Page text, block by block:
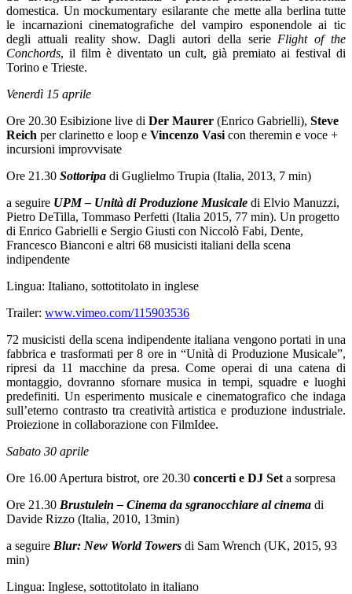
domestica. Un mockumentary esilarante che mette alla berlina tutte
le incarnazioni cinematografiche del vampiro esponendole ai tic
degli attuali reality show. Dagli autori della serie Flight of the
Conchords, il film è diventato un cult, già premiato ai festival di
Torino e Trieste.
Venerdì 15 aprile
Ore 20.30 Esibizione live di Der Maurer (Enrico Gabrielli), Steve
Reich per clarinetto e loop e Vincenzo Vasi con theremin e voce +
incursioni improvvisate
Ore 21.30 Sottoripa di Guglielmo Trupia (Italia, 2013, 7 min)
a seguire UPM – Unità di Produzione Musicale di Elvio Manuzzi,
Pietro DeTilla, Tommaso Perfetti (Italia 2015, 77 min). Un progetto
di Enrico Gabrielli e Sergio Giusti con Niccolò Fabi, Dente,
Francesco Bianconi e altri 68 musicisti italiani della scena
indipendente
Lingua: Italiano, sottotitolato in inglese
Trailer: www.vimeo.com/115903536
72 musicisti della scena indipendente italiana vengono portati in una
fabbrica e trasformati per 8 ore in “Unità di Produzione Musicale”,
ripresi da 11 macchine da presa. Come operai di una catena di
montaggio, dovranno sfornare musica in tempi, squadre e luoghi
predefiniti. Un esperimento musicale e cinematografico che indaga
sull’eterno contrasto tra creatività artistica e produzione industriale.
Proiezione in collaborazione con FilmIdee.
Sabato 30 aprile
Ore 16.00 Apertura bistrot, ore 20.30 concerti e DJ Set a sorpresa
Ore 21.30 Brustulein – Cinema da sgranocchiare al cinema di
Davide Rizzo (Italia, 2010, 13min)
a seguire Blur: New World Towers di Sam Wrench (UK, 2015, 93
min)
Lingua: Inglese, sottotitolato in italiano